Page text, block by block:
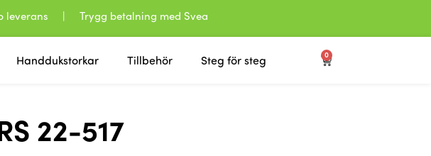
leverans | Trygg betalning med Svea
Handdukstorkar Tillbehör Steg för steg 0
22-517